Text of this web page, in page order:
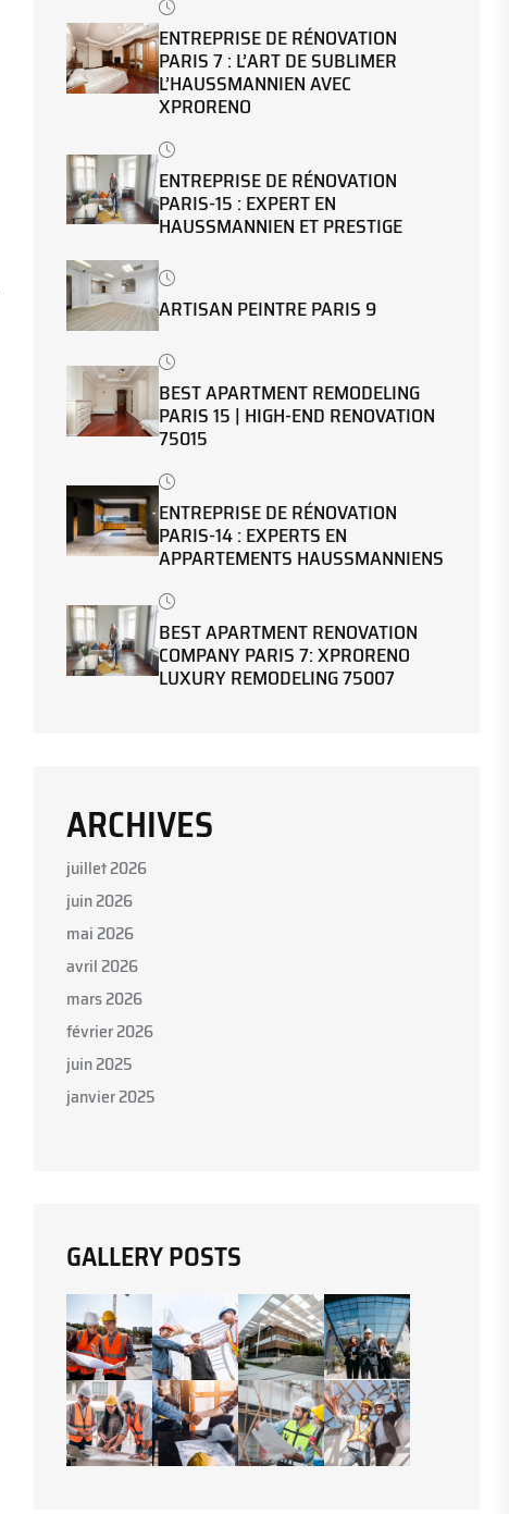
ENTREPRISE DE RÉNOVATION
PARIS 7 : L’ART DE SUBLIMER
L’HAUSSMANNIEN AVEC
XPRORENO
ENTREPRISE DE RÉNOVATION
PARIS-15 : EXPERT EN
HAUSSMANNIEN ET PRESTIGE
ARTISAN PEINTRE PARIS 9
BEST APARTMENT REMODELING
PARIS 15 | HIGH-END RENOVATION
75015
ENTREPRISE DE RÉNOVATION
PARIS-14 : EXPERTS EN
APPARTEMENTS HAUSSMANNIENS
BEST APARTMENT RENOVATION
COMPANY PARIS 7: XPRORENO
LUXURY REMODELING 75007
ARCHIVES
juillet 2026
juin 2026
mai 2026
avril 2026
mars 2026
février 2026
juin 2025
janvier 2025
GALLERY POSTS